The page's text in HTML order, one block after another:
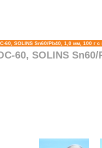
60, SOLINS Sn60/Pb40, 1,0 мм, 100 г
60, SOLINS